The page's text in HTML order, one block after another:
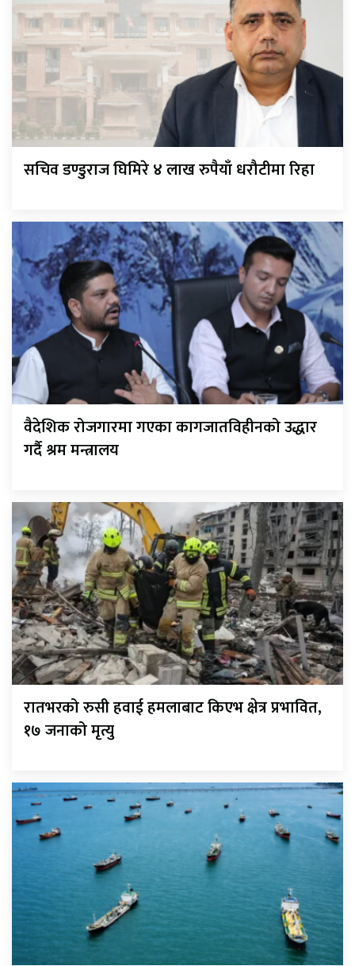
सचिव डण्डुराज घिमिरे ४ लाख रुपैयाँ धरौटीमा रिहा
वैदेशिक रोजगारमा गएका कागजातविहीनको उद्धार
गर्दै श्रम मन्त्रालय
रातभरको रुसी हवाई हमलाबाट किएभ क्षेत्र प्रभावित,
१७ जनाको मृत्यु